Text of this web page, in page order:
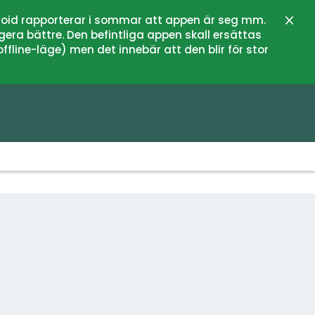
rapporterar i sommar att appen är seg mm.
bättre. Den befintliga appen skall ersättas
läge) men det innebär att den blir för stor
Lukk